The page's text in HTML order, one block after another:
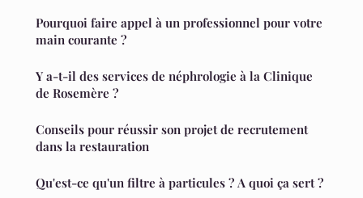
Pourquoi faire appel à un professionnel pour votre
main courante ?
Y a-t-il des services de néphrologie à la Clinique
de Rosemère ?
Conseils pour réussir son projet de recrutement
dans la restauration
Qu'est-ce qu'un filtre à particules ? A quoi ça sert ?